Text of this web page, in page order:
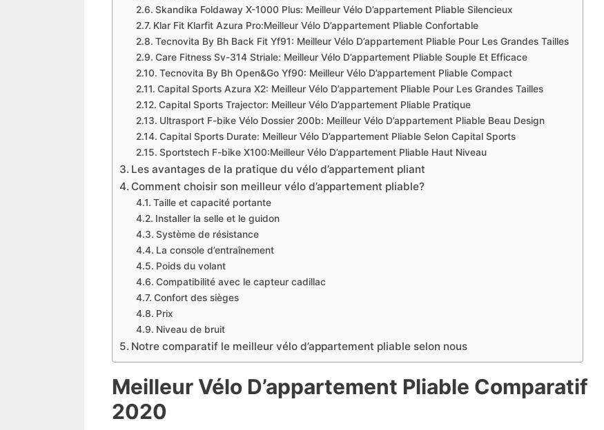
​Skandika Foldaway X-1000 Plus: Meilleur Vélo D’appartement Pliable Silencieux
​​Klar Fit Klarfit Azura Pro:Meilleur Vélo D’appartement Pliable Confortable
​Tecnovita By Bh Back Fit Yf91: Meilleur Vélo D’appartement Pliable Pour Les Grandes Tailles
​Care Fitness Sv-314 Striale: Meilleur Vélo D’appartement Pliable Souple Et Efficace
​Tecnovita By Bh Open&Go Yf90: Meilleur Vélo D’appartement Pliable Compact
​​Capital Sports Azura X2: Meilleur Vélo D’appartement Pliable Pour Les Grandes Tailles
​​Capital Sports Trajector: Meilleur Vélo D’appartement Pliable Pratique
​Ultrasport F-bike Vélo Dossier 200b: Meilleur Vélo D’appartement Pliable Beau Design
​​Capital Sports Durate: Meilleur Vélo D’appartement Pliable Selon Capital Sports
​​Sportstech F-bike X100:Meilleur Vélo D’appartement Pliable Haut Niveau
Les avantages de la pratique du vélo d’appartement pliant
​Comment choisir son meilleur vélo d’appartement pliable?
​Taille et capacité portante
​Installer la selle et le guidon
​Système de résistance
La console d’entraînement
Poids du volant
Compatibilité avec le capteur cadillac
Confort des sièges
Prix
​Niveau de bruit
​Notre comparatif le meilleur vélo d’appartement pliable selon nous
​Meilleur Vélo D’appartement Pliable Comparatif
2020